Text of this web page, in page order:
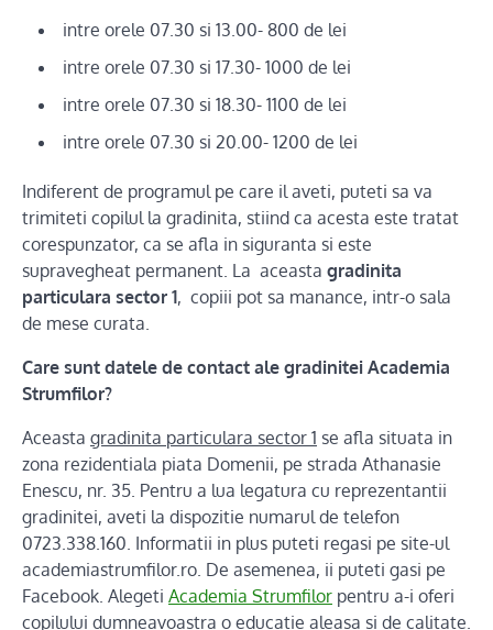
intre orele 07.30 si 13.00- 800 de lei
intre orele 07.30 si 17.30- 1000 de lei
intre orele 07.30 si 18.30- 1100 de lei
intre orele 07.30 si 20.00- 1200 de lei
Indiferent de programul pe care il aveti, puteti sa va
trimiteti copilul la gradinita, stiind ca acesta este tratat
corespunzator, ca se afla in siguranta si este
supravegheat permanent. La aceasta gradinita
particulara sector 1, copiii pot sa manance, intr-o sala
de mese curata.
Care sunt datele de contact ale gradinitei Academia
Strumfilor?
Aceasta gradinita particulara sector 1 se afla situata in
zona rezidentiala piata Domenii, pe strada Athanasie
Enescu, nr. 35. Pentru a lua legatura cu reprezentantii
gradinitei, aveti la dispozitie numarul de telefon
0723.338.160. Informatii in plus puteti regasi pe site-ul
academiastrumfilor.ro. De asemenea, ii puteti gasi pe
Facebook. Alegeti Academia Strumfilor pentru a-i oferi
copilului dumneavoastra o educatie aleasa si de calitate.